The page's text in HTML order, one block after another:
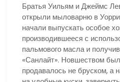
Братья Уильям и Джеймс
открыли мыловарню в
начали выпускать особое
производившееся с
пальмового масла и
«Санлайт». Новшеством
продавалось не бруском, а